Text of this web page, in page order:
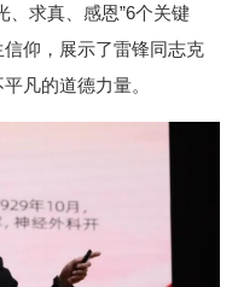
、求真、感恩”6个关键
仰，展示了雷锋同志克
凡的道德力量。